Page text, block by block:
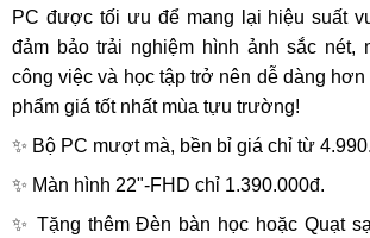
PC được tối ưu để mang lại hiệu suất
đảm bảo trải nghiệm hình ảnh sắc nét,
công việc và học tập trở nên dễ dàng
phẩm giá tốt nhất mùa tựu trường!
✨ Bộ PC mượt mà, bền bỉ giá chỉ từ
✨ Màn hình 22"-FHD chỉ 1.390.000đ.
✨ Tặng thêm Đèn bàn học hoặc Quạt